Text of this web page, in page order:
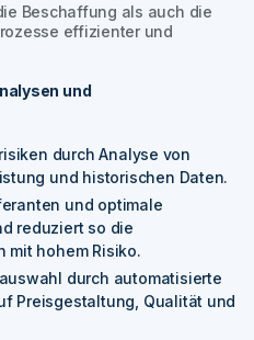
Beschaffung als auch die
effizienter und
und
durch Analyse von
und historischen Daten.
und optimale
reduziert so die
mit hohem Risiko.
durch automatisierte
Preisgestaltung, Qualität und